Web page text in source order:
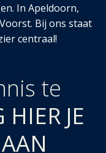
In Apeldoorn,
Bij ons staat
centraal!
te
HIER JE